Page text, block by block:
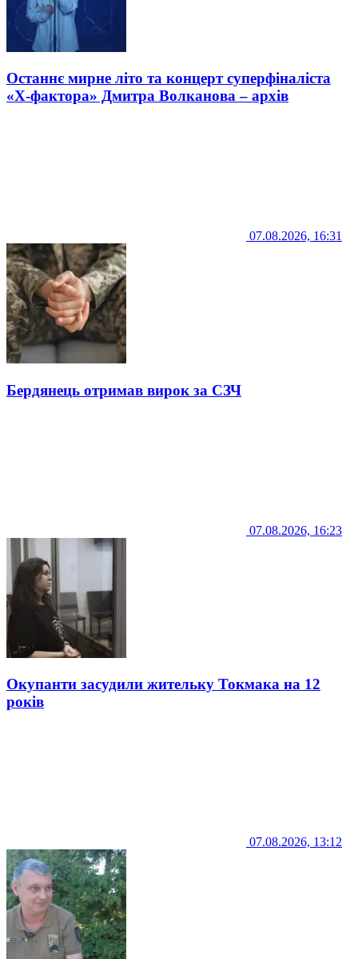
Останнє мирне літо та концерт суперфіналіста
«Х-фактора» Дмитра Волканова – архів
07.08.2026, 16:31
Бердянець отримав вирок за СЗЧ
07.08.2026, 16:23
Окупанти засудили жительку Токмака на 12
років
07.08.2026, 13:12